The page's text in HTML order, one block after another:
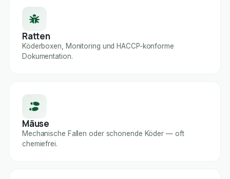
Ratten
Köderboxen, Monitoring und HACCP-konforme
Dokumentation.
Mäuse
Mechanische Fallen oder schonende Köder — oft
chemiefrei.